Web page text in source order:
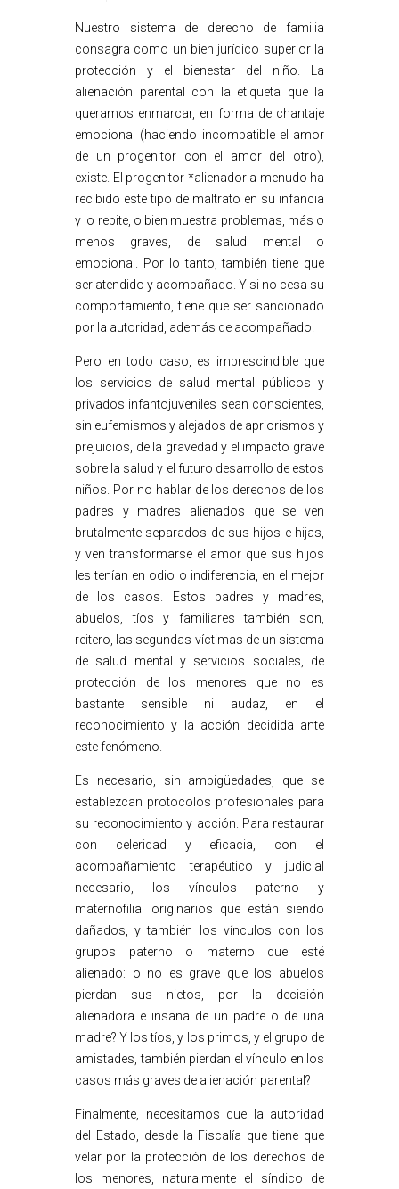
Nuestro sistema de derecho de familia
consagra como un bien jurídico superior la
protección y el bienestar del niño. La
alienación parental con la etiqueta que la
queramos enmarcar, en forma de chantaje
emocional (haciendo incompatible el amor
de un progenitor con el amor del otro),
existe. El progenitor *alienador a menudo ha
recibido este tipo de maltrato en su infancia
y lo repite, o bien muestra problemas, más o
menos graves, de salud mental o
emocional. Por lo tanto, también tiene que
ser atendido y acompañado. Y si no cesa su
comportamiento, tiene que ser sancionado
por la autoridad, además de acompañado.
Pero en todo caso, es imprescindible que
los servicios de salud mental públicos y
privados infantojuveniles sean conscientes,
sin eufemismos y alejados de apriorismos y
prejuicios, de la gravedad y el impacto grave
sobre la salud y el futuro desarrollo de estos
niños. Por no hablar de los derechos de los
padres y madres alienados que se ven
brutalmente separados de sus hijos e hijas,
y ven transformarse el amor que sus hijos
les tenían en odio o indiferencia, en el mejor
de los casos. Estos padres y madres,
abuelos, tíos y familiares también son,
reitero, las segundas víctimas de un sistema
de salud mental y servicios sociales, de
protección de los menores que no es
bastante sensible ni audaz, en el
reconocimiento y la acción decidida ante
este fenómeno.
Es necesario, sin ambigüedades, que se
establezcan protocolos profesionales para
su reconocimiento y acción. Para restaurar
con celeridad y eficacia, con el
acompañamiento terapéutico y judicial
necesario, los vínculos paterno y
maternofilial originarios que están siendo
dañados, y también los vínculos con los
grupos paterno o materno que esté
alienado: o no es grave que los abuelos
pierdan sus nietos, por la decisión
alienadora e insana de un padre o de una
madre? Y los tíos, y los primos, y el grupo de
amistades, también pierdan el vínculo en los
casos más graves de alienación parental?
Finalmente, necesitamos que la autoridad
del Estado, desde la Fiscalía que tiene que
velar por la protección de los derechos de
los menores, naturalmente el síndico de